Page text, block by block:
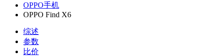
OPPO手机
OPPO Find X6
综述
参数
比价